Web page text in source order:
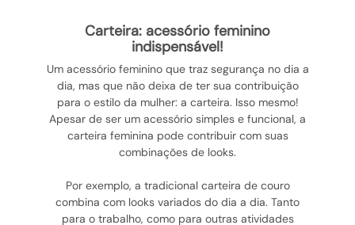
carteira: acessório feminino
indispensável!
Um acessório feminino que traz segurança no dia a
dia, mas que não deixa de ter sua contribuição
para o estilo da mulher: a carteira. Isso mesmo!
Apesar de ser um acessório simples e funcional, a
carteira feminina pode contribuir com suas
combinações de looks.
Por exemplo, a tradicional carteira de couro
combina com looks variados do dia a dia. Tanto
para o trabalho, como para outras atividades